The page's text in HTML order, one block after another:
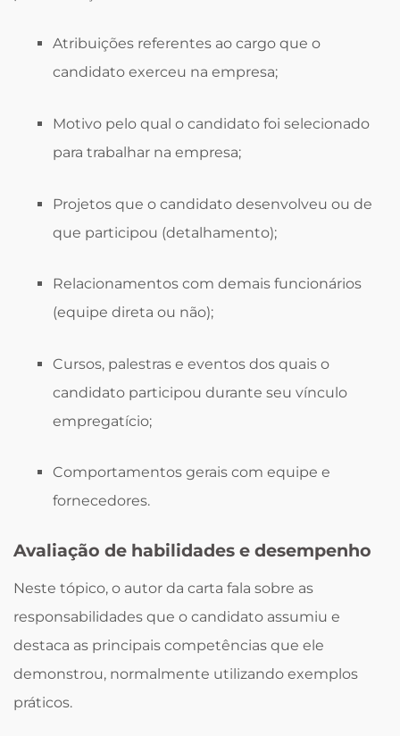
Atribuições referentes ao cargo que o
candidato exerceu na empresa;
Motivo pelo qual o candidato foi selecionado
para trabalhar na empresa;
Projetos que o candidato desenvolveu ou de
que participou (detalhamento);
Relacionamentos com demais funcionários
(equipe direta ou não);
Cursos, palestras e eventos dos quais o
candidato participou durante seu vínculo
empregatício;
Comportamentos gerais com equipe e
fornecedores.
Avaliação de habilidades e desempenho
Neste tópico, o autor da carta fala sobre as
responsabilidades que o candidato assumiu e
destaca as principais competências que ele
demonstrou, normalmente utilizando exemplos
práticos.